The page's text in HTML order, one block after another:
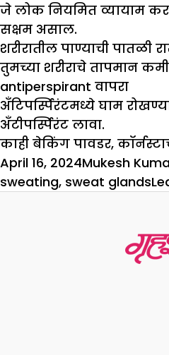
जे लोक नियमित व्यायाम
सक्षम असाल.
शरीरातील पाण्याची पातळी
तुमच्या शरीराचे तापमान
antiperspirant वापरा
अँटिपर्स्पिरंटमध्ये घाम
अँटीपर्स्पिरंट लावा.
काही बेकिंग पावडर,
Posted
on
April 16, 2024Author
Mukesh
sweating, sweat glands